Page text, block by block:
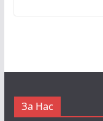
За Нас